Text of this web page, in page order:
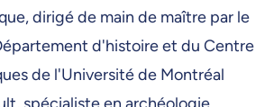
dirigé de main de maître par le
d'histoire et du Centre
de l'Université de Montréal